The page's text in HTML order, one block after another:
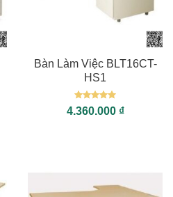
Bàn Làm Việc BLT16CT-
HS1
Được xếp
hạng55
4.360.000 ₫